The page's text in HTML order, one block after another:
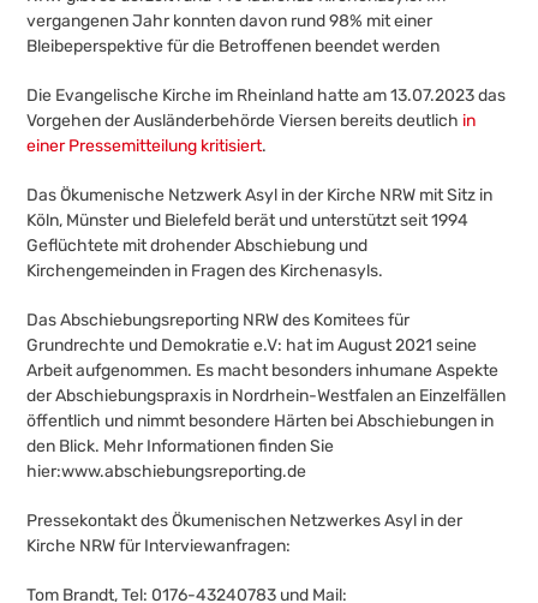
vergangenen Jahr konnten davon rund 98% mit einer
Bleibeperspektive für die Betroffenen beendet werden
Die Evangelische Kirche im Rheinland hatte am 13.07.2023 das
Vorgehen der Ausländerbehörde Viersen bereits deutlich in
einer Pressemitteilung kritisiert.
Das Ökumenische Netzwerk Asyl in der Kirche NRW mit Sitz in
Köln, Münster und Bielefeld berät und unterstützt seit 1994
Geflüchtete mit drohender Abschiebung und
Kirchengemeinden in Fragen des Kirchenasyls.
Das Abschiebungsreporting NRW des Komitees für
Grundrechte und Demokratie e.V: hat im August 2021 seine
Arbeit aufgenommen. Es macht besonders inhumane Aspekte
der Abschiebungspraxis in Nordrhein-Westfalen an Einzelfällen
öffentlich und nimmt besondere Härten bei Abschiebungen in
den Blick. Mehr Informationen finden Sie
hier:www.abschiebungsreporting.de
Pressekontakt des Ökumenischen Netzwerkes Asyl in der
Kirche NRW für Interviewanfragen:
Tom Brandt, Tel: 0176-43240783 und Mail: